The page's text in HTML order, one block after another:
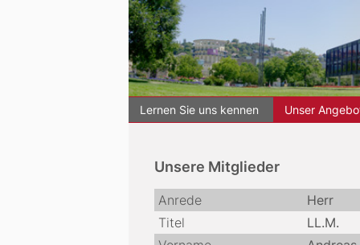
Lernen Sie uns kennen Unser
Unsere Mitglieder
Anrede
Herr
Titel
LL.M.